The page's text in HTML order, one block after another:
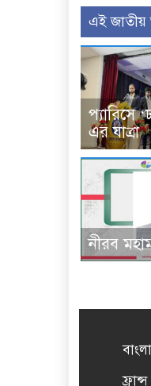
এই
প্যারিসে
এর যাত্রা
নীরব
ফ্রান্স